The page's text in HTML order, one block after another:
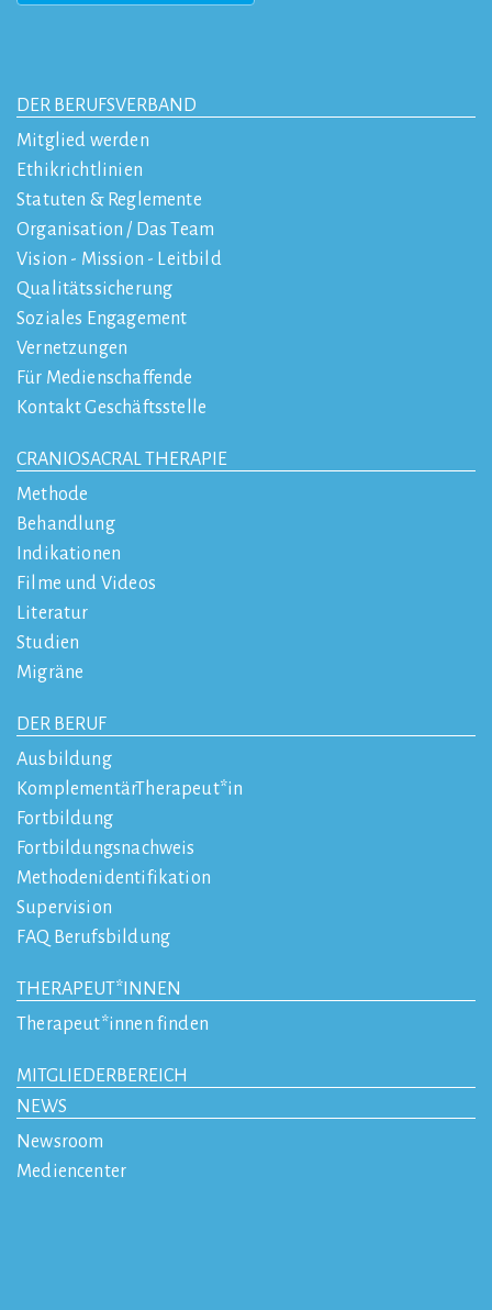
DER BERUFSVERBAND
Mitglied werden
Ethikrichtlinien
Statuten & Reglemente
Organisation / Das Team
Vision - Mission - Leitbild
Qualitätssicherung
Soziales Engagement
Vernetzungen
Für Medienschaffende
Kontakt Geschäftsstelle
CRANIOSACRAL THERAPIE
Methode
Behandlung
Indikationen
Filme und Videos
Literatur
Studien
Migräne
DER BERUF
Ausbildung
KomplementärTherapeut*in
Fortbildung
Fortbildungsnachweis
Methodenidentifikation
Supervision
FAQ Berufsbildung
THERAPEUT*INNEN
Therapeut*innen finden
MITGLIEDERBEREICH
NEWS
Newsroom
Mediencenter